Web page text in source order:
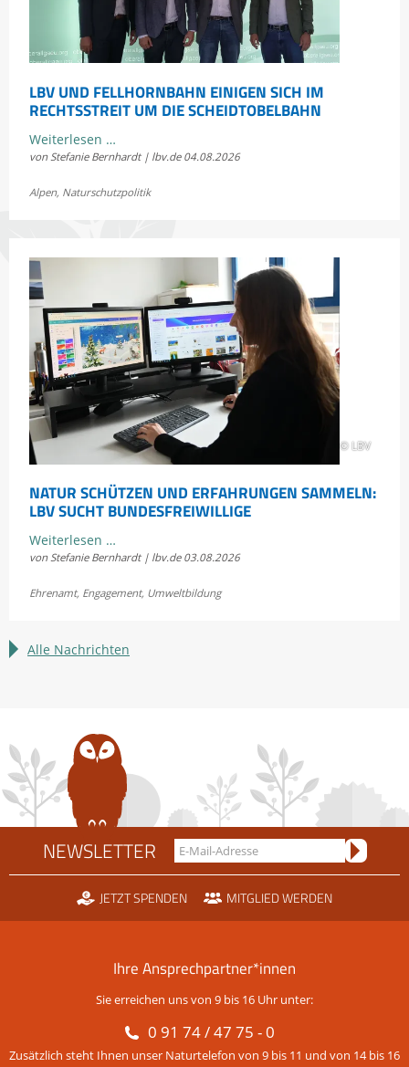
LBV UND FELLHORNBAHN EINIGEN SICH IM
RECHTSSTREIT UM DIE SCHEIDTOBELBAHN
Weiterlesen …LBV
und
einigen
die
Scheidtobelbahn
von Stefanie Bernhardt | lbv.de 04.08.2026
Alpen, Naturschutzpolitik
© LBV
NATUR SCHÜTZEN UND ERFAHRUNGEN SAMMELN:
LBV SUCHT BUNDESFREIWILLIGE
Weiterlesen …Natur
schützen
LBV
von Stefanie Bernhardt | lbv.de 03.08.2026
Ehrenamt, Engagement, Umweltbildung
Alle Nachrichten
NEWSLETTER
JETZT SPENDEN MITGLIED WERDEN
Ihre Ansprechpartner*innen
Sie erreichen uns von 9 bis 16 Uhr unter:
0 91 74 / 47 75 - 0
Zusätzlich steht Ihnen unser Naturtelefon von 9 bis 11 und von 14 bis 16